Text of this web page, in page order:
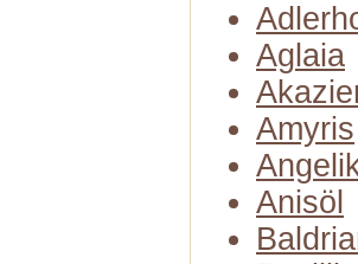
Aglaia
Amyris
Anisöl